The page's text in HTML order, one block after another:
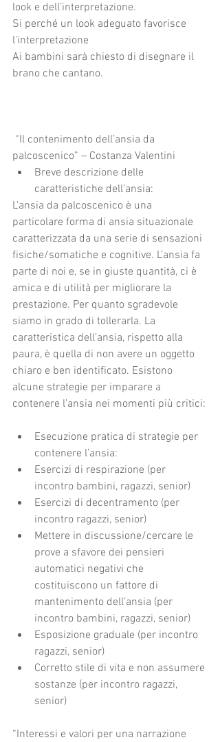
look e dell’interpretazione.
Si perché un look adeguato favorisce
l’interpretazione
Ai bambini sarà chiesto di disegnare il
brano che cantano.
palcoscenico” – Costanza Valentini
Breve descrizione delle
caratteristiche dell’ansia:
L’ansia da palcoscenico è una
particolare forma di ansia situazionale
caratterizzata da una serie di sensazioni
fisiche/somatiche e cognitive. L’ansia fa
parte di noi e, se in giuste quantità, ci è
amica e di utilità per migliorare la
prestazione. Per quanto sgradevole
siamo in grado di tollerarla. La
caratteristica dell’ansia, rispetto alla
paura, è quella di non avere un oggetto
chiaro e ben identificato. Esistono
alcune strategie per imparare a
contenere l’ansia nei momenti più critici:
Esecuzione pratica di strategie per
contenere l’ansia:
Esercizi di respirazione (per
incontro bambini, ragazzi, senior)
Esercizi di decentramento (per
incontro ragazzi, senior)
Mettere in discussione/cercare le
prove a sfavore dei pensieri
automatici negativi che
costituiscono un fattore di
mantenimento dell’ansia (per
incontro bambini, ragazzi, senior)
Esposizione graduale (per incontro
ragazzi, senior)
Corretto stile di vita e non assumere
sostanze (per incontro ragazzi,
senior)
“Interessi e valori per una narrazione